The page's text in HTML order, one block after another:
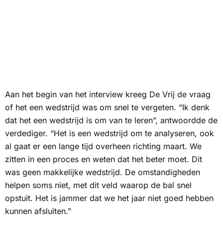
Aan het begin van het interview kreeg De Vrij de vraag
of het een wedstrijd was om snel te vergeten. “Ik denk
dat het een wedstrijd is om van te leren”, antwoordde de
verdediger. “Het is een wedstrijd om te analyseren, ook
al gaat er een lange tijd overheen richting maart. We
zitten in een proces en weten dat het beter moet. Dit
was geen makkelijke wedstrijd. De omstandigheden
helpen soms niet, met dit veld waarop de bal snel
opstuit. Het is jammer dat we het jaar niet goed hebben
kunnen afsluiten.”